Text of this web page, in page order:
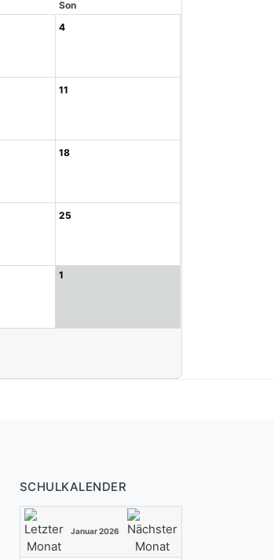
Son
4
11
18
25
1
SCHULKALENDER
Januar 2026